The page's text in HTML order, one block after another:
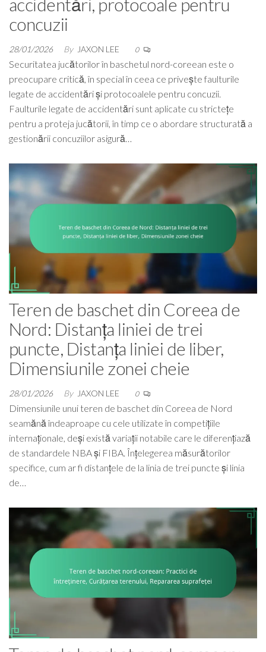
concuzii
28/01/2026 By JAXON LEE 0
Securitatea jucătorilor în baschetul nord-coreean este o
preocupare critică, în special în ceea ce privește faulturile
legate de accidentări și protocoalele pentru concuzii.
Faulturile legate de accidentări sunt aplicate cu strictețe
pentru a proteja jucătorii, în timp ce o abordare structurată a
gestionării concuziilor asigură…
Teren de baschet din Coreea de
Nord: Distanța liniei de trei
puncte, Distanța liniei de liber,
Dimensiunile zonei cheie
28/01/2026 By JAXON LEE 0
Dimensiunile unui teren de baschet din Coreea de Nord
seamănă îndeaproape cu cele utilizate în competițiile
internaționale, deși există variații notabile care le diferențiază
de standardele NBA și FIBA. Înțelegerea măsurătorilor
specifice, cum ar fi distanțele de la linia de trei puncte și linia
de…